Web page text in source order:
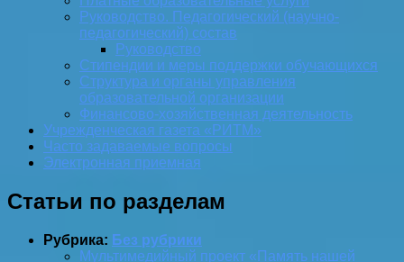
Руководство. Педагогический (научно-
педагогический) состав
Руководство
Стипендии и меры поддержки обучающихся
Структура и органы управления
образовательной организации
Финансово-хозяйственная деятельность
Учрежденческая газета «РИТМ»
Часто задаваемые вопросы
Электронная приемная
Статьи по разделам
Рубрика: Без рубрики
Мультимедийный проект «Память нашей